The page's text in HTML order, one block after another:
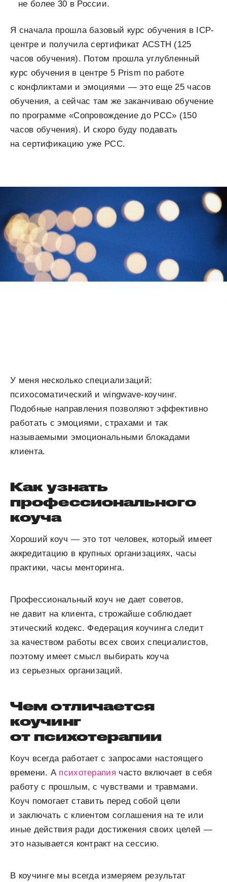
не более 30 в России.
Я сначала прошла базовый курс обучения в ICP-
центре и получила сертификат ACSTH (125
часов обучения). Потом прошла углубленный
курс обучения в центре 5 Prism по работе
с конфликтами и эмоциями — это еще 25 часов
обучения, а сейчас там же заканчиваю обучение
по программе «Сопровождение до PCC» (150
часов обучения). И скоро буду подавать
на сертификацию уже PCC.
У меня несколько специализаций:
психосоматический и wingwave-коучинг.
Подобные направления позволяют эффективно
работать с эмоциями, страхами и так
называемыми эмоциональными блокадами
клиента.
Как узнать
профессионального
коуча
Хороший коуч — это тот человек, который имеет
аккредитацию в крупных организациях, часы
практики, часы менторинга.
Профессиональный коуч не дает советов,
не давит на клиента, строжайше соблюдает
этический кодекс. Федерация коучинга следит
за качеством работы всех своих специалистов,
поэтому имеет смысл выбирать коуча
из серьезных организаций.
Чем отличается
коучинг
от психотерапии
Коуч всегда работает с запросами настоящего
времени. А психотерапия часто включает в себя
работу с прошлым, с чувствами и травмами.
Коуч помогает ставить перед собой цели
и заключать с клиентом соглашения на те или
иные действия ради достижения своих целей —
это называется контракт на сессию.
В коучинге мы всегда измеряем результат